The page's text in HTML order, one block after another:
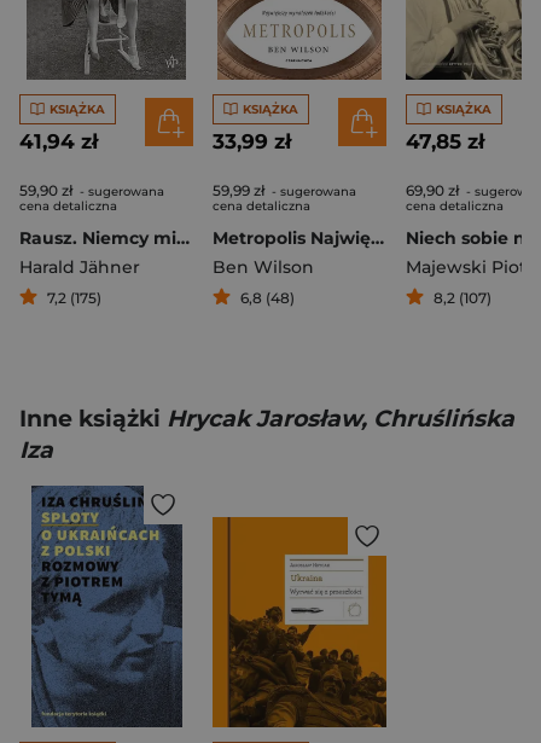
KSIĄŻKA
41,94 zł
59,90 zł - sugerowana
cena detaliczna
Rausz. Niemcy między wojnami
Harald Jähner
7,2 (175)
KSIĄŻKA
33,99 zł
59,99 zł - sugerowana
cena detaliczna
Metropolis Największy wynalazek ludzkości
Ben Wilson
6,8 (48)
KSIĄŻKA
47,85 zł
69,90 zł -
cena detaliczna
Majewski Piotr
8,2 (107)
Inne książki Hrycak Jarosław, Chruślińska
Iza